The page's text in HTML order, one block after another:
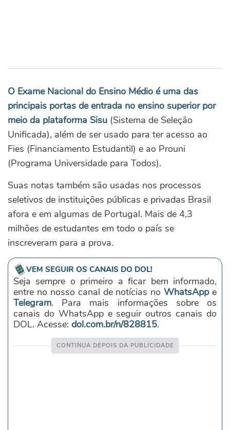
O Exame Nacional do Ensino Médio é uma das
principais portas de entrada no ensino superior por
meio da plataforma Sisu (Sistema de Seleção
Unificada), além de ser usado para ter acesso ao
Fies (Financiamento Estudantil) e ao Prouni
(Programa Universidade para Todos).
Suas notas também são usadas nos processos
seletivos de instituições públicas e privadas Brasil
afora e em algumas de Portugal. Mais de 4,3
milhões de estudantes em todo o país se
inscreveram para a prova.
VEM SEGUIR OS CANAIS DO DOL!
Seja sempre o primeiro a ficar bem informado,
entre no nosso canal de notícias noWhatsAppe
Telegram. Para mais informações sobre os
canais do WhatsApp e seguir outros canais do
DOL. Acesse: dol.com.br/n/828815.